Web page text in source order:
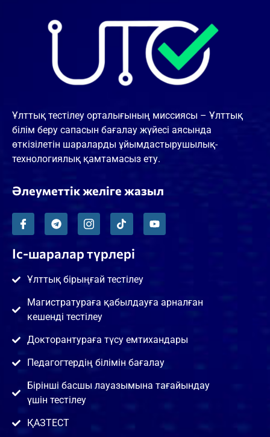
Ұлттық тестілеу орталығының миссиясы – Ұлттық
білім беру сапасын бағалау жүйесі аясында
өткізілетін шараларды ұйымдастырушылық-
технологиялық қамтамасыз ету.
Әлеуметтік желіге жазыл
Іс-шаралар түрлері
Ұлттық бірыңғай тестілеу
Магистратураға қабылдауға арналған
кешенді тестілеу
Докторантураға түсу емтихандары
Педагогтердің білімін бағалау
Бірінші басшы лауазымына тағайындау
үшін тестілеу
ҚАЗТЕСТ